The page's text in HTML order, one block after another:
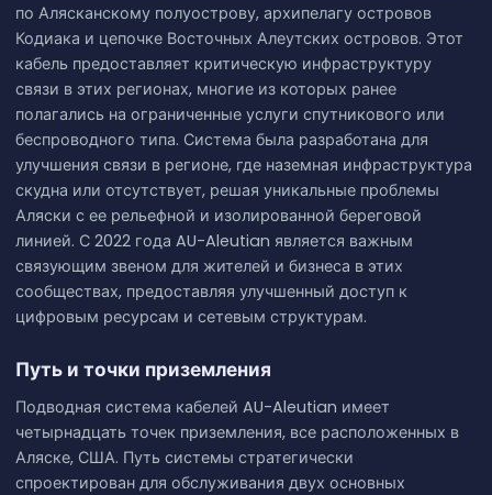
по Алясканскому полуострову, архипелагу островов
Кодиака и цепочке Восточных Алеутских островов. Этот
кабель предоставляет критическую инфраструктуру
связи в этих регионах, многие из которых ранее
полагались на ограниченные услуги спутникового или
беспроводного типа. Система была разработана для
улучшения связи в регионе, где наземная инфраструктура
скудна или отсутствует, решая уникальные проблемы
Аляски с ее рельефной и изолированной береговой
линией. С 2022 года AU-Aleutian является важным
связующим звеном для жителей и бизнеса в этих
сообществах, предоставляя улучшенный доступ к
цифровым ресурсам и сетевым структурам.
Путь и точки приземления
Подводная система кабелей AU-Aleutian имеет
четырнадцать точек приземления, все расположенных в
Аляске, США. Путь системы стратегически
спроектирован для обслуживания двух основных